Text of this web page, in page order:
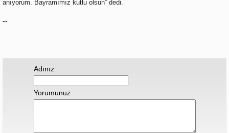
anıyorum. Bayramımız kutlu olsun” dedi.
--
Adınız
Yorumunuz